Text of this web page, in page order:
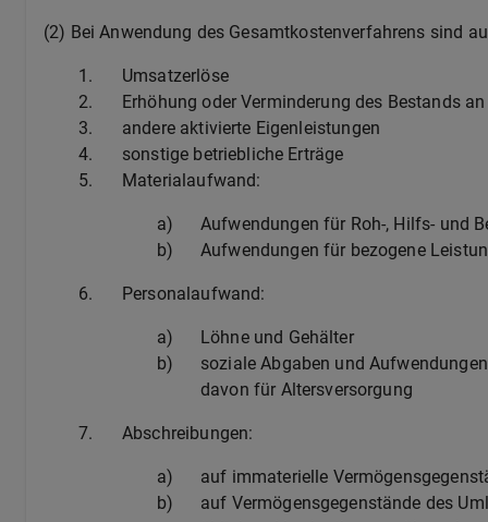
(2) Bei Anwendung des Gesamtkostenverfahrens sind
1.
Umsatzerlöse
2.
Erhöhung oder Verminderung des Bestands
3.
andere aktivierte Eigenleistungen
4.
sonstige betriebliche Erträge
5.
Materialaufwand:
a)
Aufwendungen für Roh-, Hilfs- und
b)
Aufwendungen für bezogene
6. Personalaufwand:
a)
Löhne und Gehälter
b)
soziale Abgaben und
davon für Altersversorgung
7. Abschreibungen:
a)
auf immaterielle
b)
auf Vermögensgegenstände des